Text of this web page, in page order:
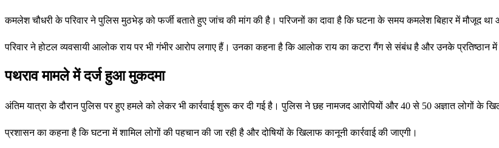
कमलेश चौधरी के परिवार ने पुलिस मुठभेड़ को फर्जी बताते हुए जांच की मांग की है। परिजनों का दावा है कि घटना के समय कमलेश बिहार में मौजूद
परिवार ने होटल व्यवसायी आलोक राय पर भी गंभीर आरोप लगाए हैं। उनका कहना है कि आलोक राय का कटरा गैंग से संबंध है और उनके प्रतिष्ठान में
पथराव मामले में दर्ज हुआ मुकदमा
अंतिम यात्रा के दौरान पुलिस पर हुए हमले को लेकर भी कार्रवाई शुरू कर दी गई है। पुलिस ने छह नामजद आरोपियों और 40 से 50 अज्ञात लोगों के
प्रशासन का कहना है कि घटना में शामिल लोगों की पहचान की जा रही है और दोषियों के खिलाफ कानूनी कार्रवाई की जाएगी।